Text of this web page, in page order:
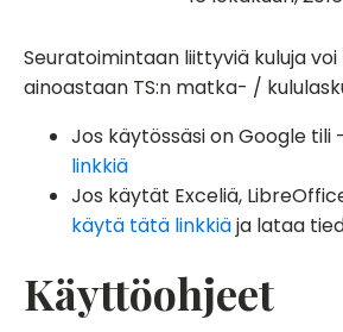
Seuratoimintaan liittyviä kuluja voi
ainoastaan TS:n matka- /
Jos käytössäsi on Google
linkkiä
Jos käytät Exceliä,
käytä tätä linkkiäja lataa
Käyttöohjeet